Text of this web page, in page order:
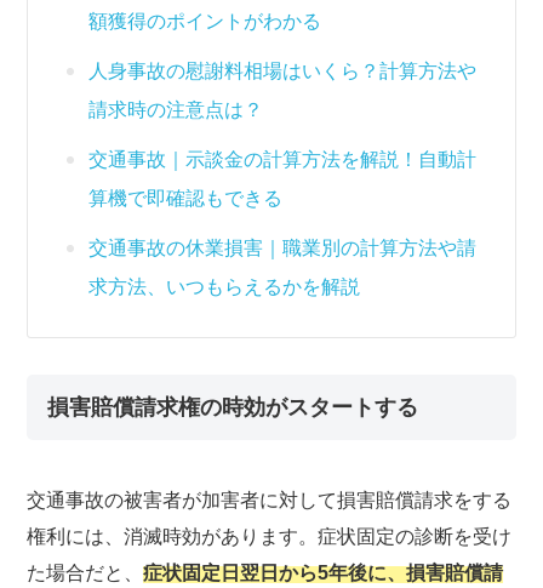
額獲得のポイントがわかる
人身事故の慰謝料相場はいくら？計算方法や
請求時の注意点は？
交通事故｜示談金の計算方法を解説！自動計
算機で即確認もできる
交通事故の休業損害｜職業別の計算方法や請
求方法、いつもらえるかを解説
損害賠償請求権の時効がスタートする
交通事故の被害者が加害者に対して損害賠償請求をする
権利には、消滅時効があります。症状固定の診断を受け
た場合だと、症状固定日翌日から5年後に、損害賠償請